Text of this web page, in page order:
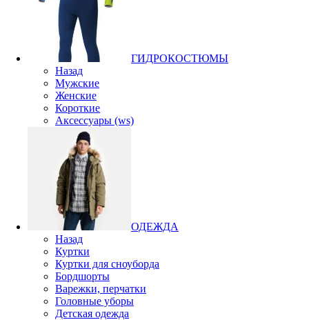
ГИДРОКОСТЮМЫ
Назад
Мужские
Женские
Короткие
Аксессуары (ws)
ОДЕЖДА
Назад
Куртки
Куртки для сноуборда
Бордшорты
Варежки, перчатки
Головные уборы
Детская одежда